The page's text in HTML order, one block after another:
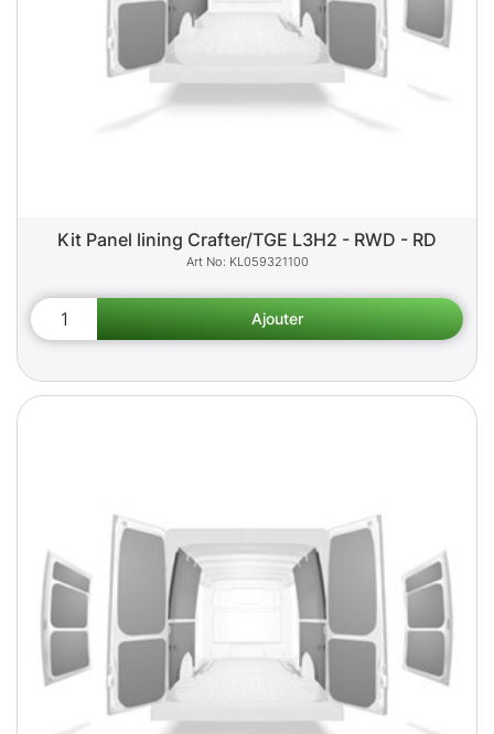
Kit Panel lining Crafter/TGE L3H2 - RWD - RD
KL059321100